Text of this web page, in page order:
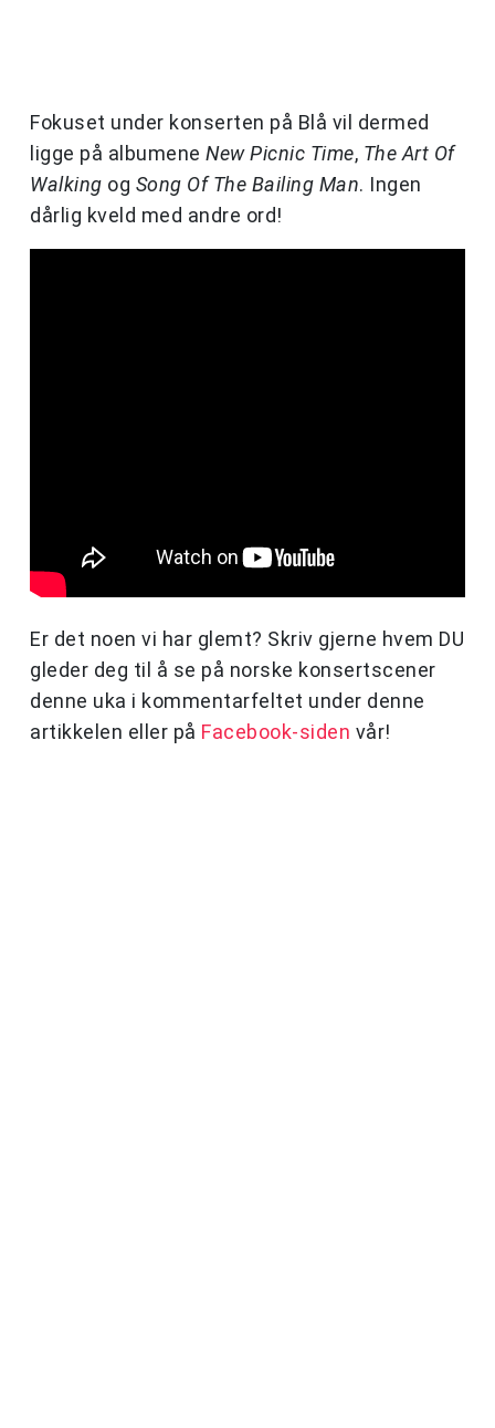
Fokuset under konserten på Blå vil dermed
ligge på albumene New Picnic Time, The Art Of
Walking og Song Of The Bailing Man. Ingen
dårlig kveld med andre ord!
Er det noen vi har glemt? Skriv gjerne hvem DU
gleder deg til å se på norske konsertscener
denne uka i kommentarfeltet under denne
artikkelen eller på Facebook-siden vår!